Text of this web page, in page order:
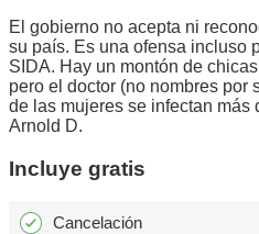
El gobierno no acepta ni
su país. Es una ofensa incluso
SIDA. Hay un montón de
pero el doctor (no nombres por
de las mujeres se infectan más
Arnold D.
Incluye gratis
Cancelación